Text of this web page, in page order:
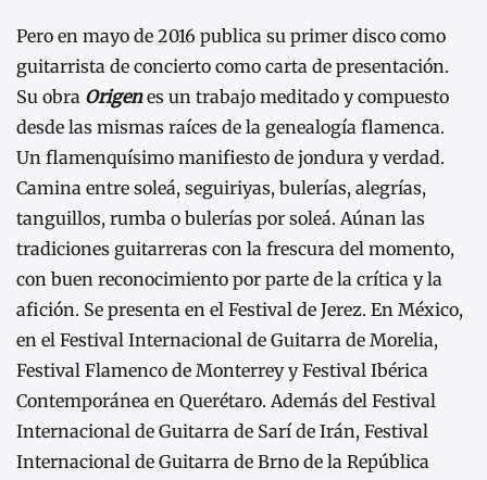
Pero en mayo de 2016 publica su primer disco como
guitarrista de concierto como carta de presentación.
Su obra Origenes un trabajo meditado y compuesto
desde las mismas raíces de la genealogía flamenca.
Un flamenquísimo manifiesto de jondura y verdad.
Camina entre soleá, seguiriyas, bulerías, alegrías,
tanguillos, rumba o bulerías por soleá. Aúnan las
tradiciones guitarreras con la frescura del momento,
con buen reconocimiento por parte de la crítica y la
afición. Se presenta en el Festival de Jerez. En México,
en el Festival Internacional de Guitarra de Morelia,
Festival Flamenco de Monterrey y Festival Ibérica
Contemporánea en Querétaro. Además del Festival
Internacional de Guitarra de Sarí de Irán, Festival
Internacional de Guitarra de Brno de la República